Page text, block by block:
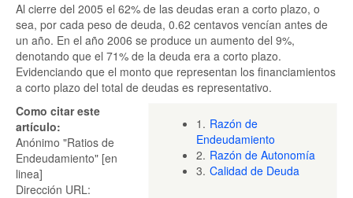
Al cierre del 2005 el 62% de las deudas eran a corto plazo, o
sea, por cada peso de deuda, 0.62 centavos vencían antes de
un año. En el año 2006 se produce un aumento del 9%,
denotando que el 71% de la deuda era a corto plazo.
Evidenciando que el monto que representan los financiamientos
a corto plazo del total de deudas es representativo.
1. Razón de
Endeudamiento
2. Razón de Autonomía
3. Calidad de Deuda
Como citar este
artículo:
Anónimo "Ratios de
Endeudamiento" [en
linea]
Dirección URL: